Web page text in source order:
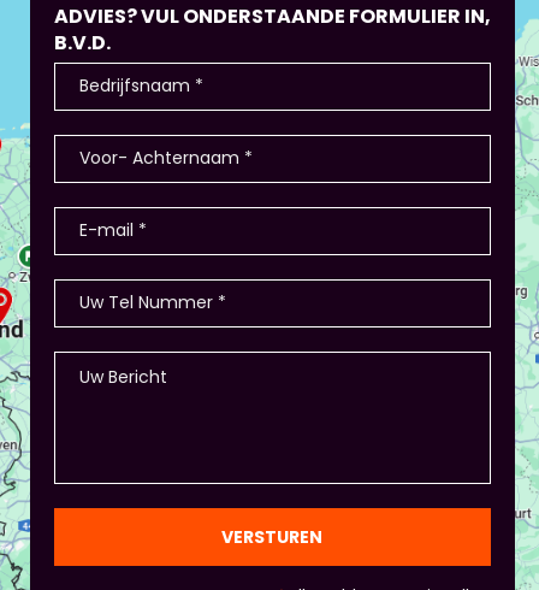
ADVIES? VUL ONDERSTAANDE FORMULIER IN,
B.V.D.
VERSTUREN